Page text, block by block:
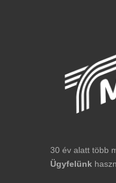
30 év alatt több
Ügyfelünk